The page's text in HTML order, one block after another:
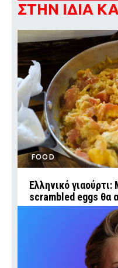
ΣΤΗΝ ΙΔΙΑ
FOOD
Ελληνικό
scrambled eggs θα